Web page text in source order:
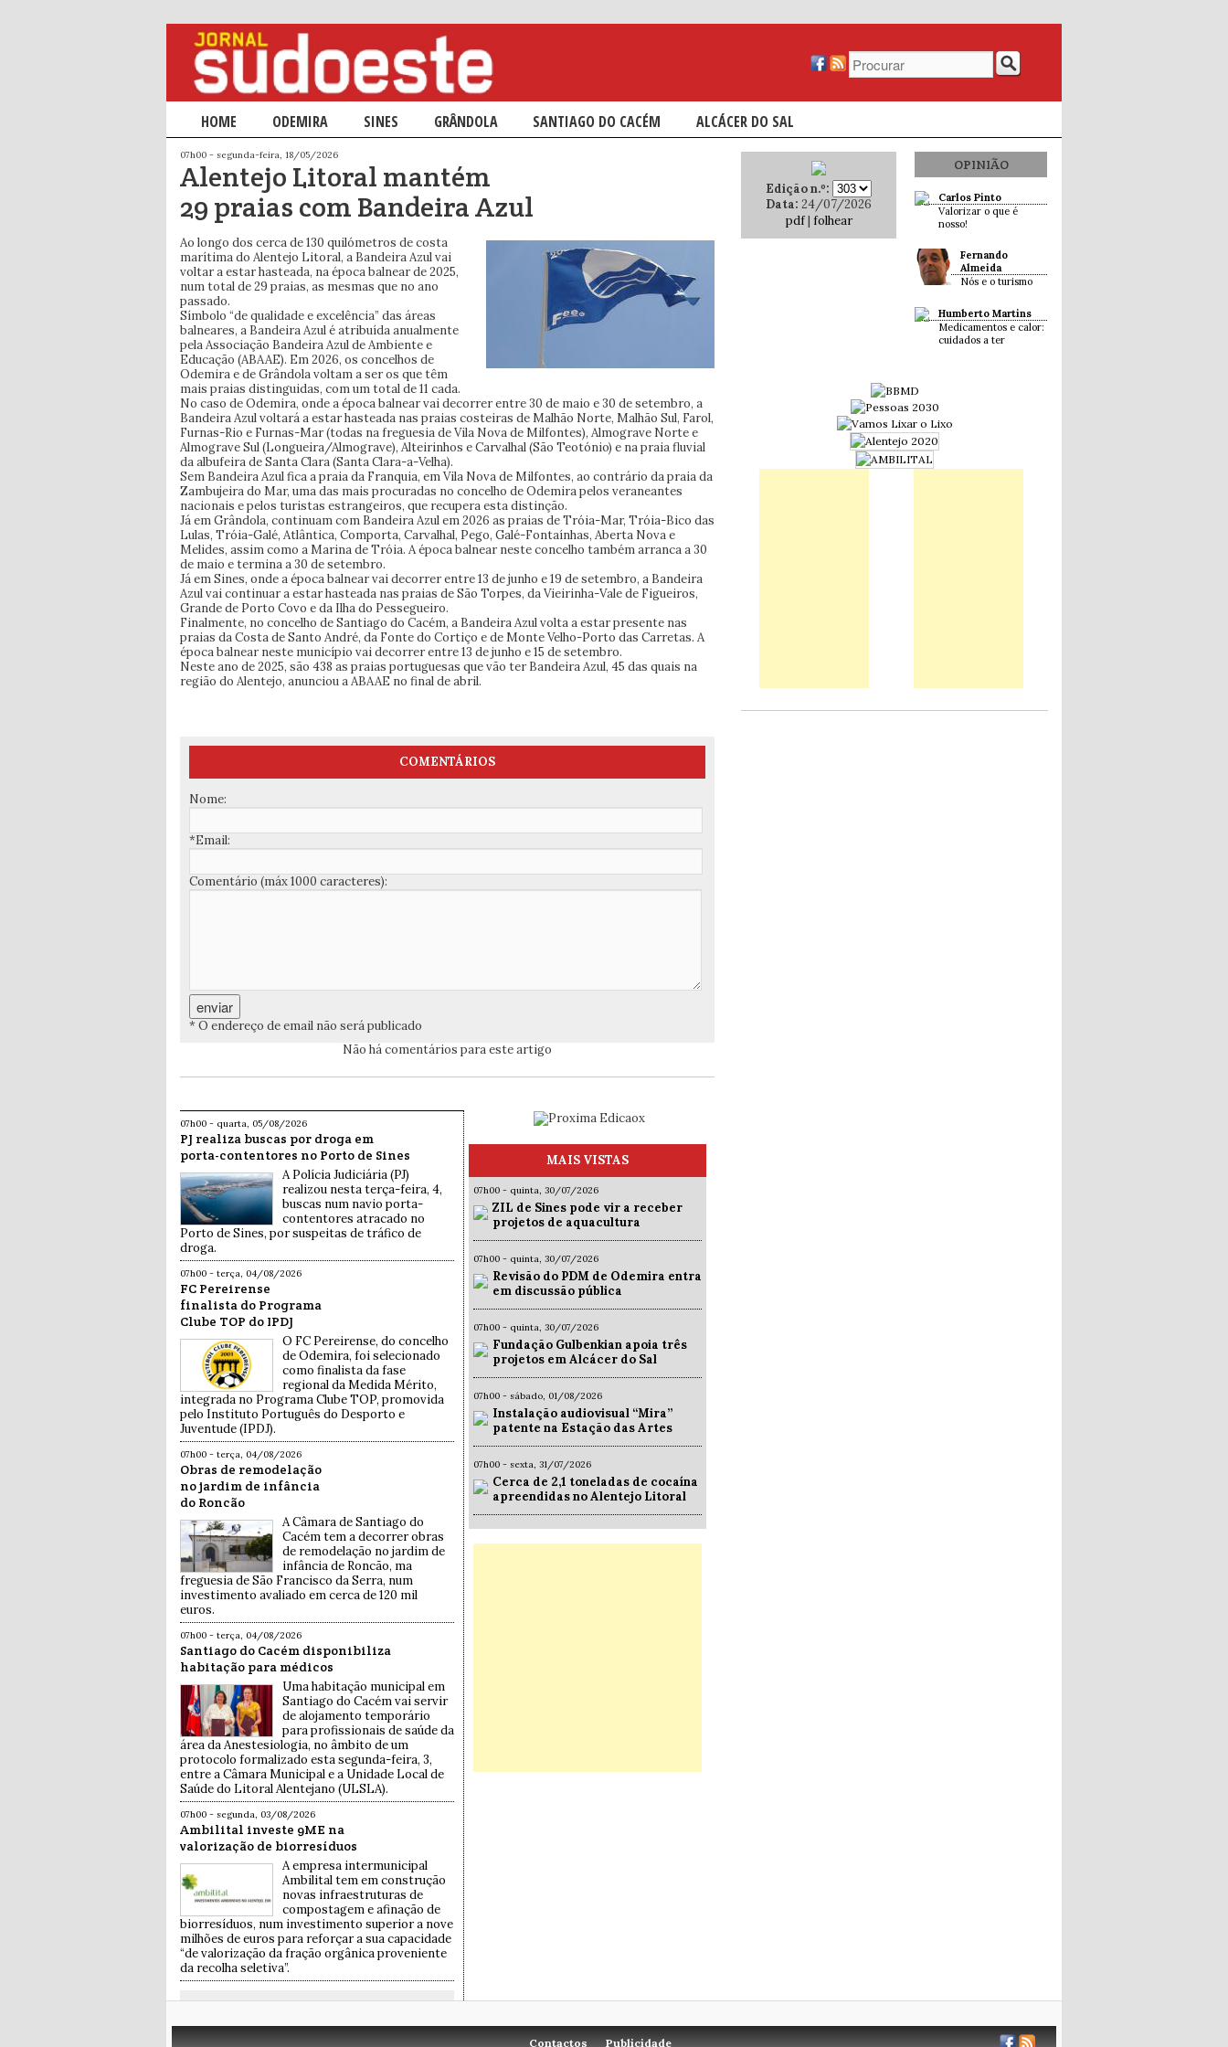
Menu principal
SALTAR PARA O CONTEÚDO PRIMÁRIO
SALTAR PARA O CONTEÚDO SECUNDÁRIO
HOME ODEMIRA SINES GRÂNDOLA SANTIAGO DO CACÉM ALCÁCER DO SAL
07h00 - segunda-feira, 18/05/2026
Alentejo Litoral mantém
29 praias com Bandeira Azul
Ao longo dos cerca de 130 quilómetros de costa
marítima do Alentejo Litoral, a Bandeira Azul vai
voltar a estar hasteada, na época balnear de 2025,
num total de 29 praias, as mesmas que no ano
passado.
Símbolo “de qualidade e excelência” das áreas
balneares, a Bandeira Azul é atribuída anualmente
pela Associação Bandeira Azul de Ambiente e
Educação (ABAAE). Em 2026, os concelhos de
Odemira e de Grândola voltam a ser os que têm
mais praias distinguidas, com um total de 11 cada.
No caso de Odemira, onde a época balnear vai decorrer entre 30 de maio e 30 de setembro, a
Bandeira Azul voltará a estar hasteada nas praias costeiras de Malhão Norte, Malhão Sul, Farol,
Furnas-Rio e Furnas-Mar (todas na freguesia de Vila Nova de Milfontes), Almograve Norte e
Almograve Sul (Longueira/Almograve), Alteirinhos e Carvalhal (São Teotónio) e na praia fluvial
da albufeira de Santa Clara (Santa Clara-a-Velha).
Sem Bandeira Azul fica a praia da Franquia, em Vila Nova de Milfontes, ao contrário da praia da
Zambujeira do Mar, uma das mais procuradas no concelho de Odemira pelos veraneantes
nacionais e pelos turistas estrangeiros, que recupera esta distinção.
Já em Grândola, continuam com Bandeira Azul em 2026 as praias de Tróia-Mar, Tróia-Bico das
Lulas, Tróia-Galé, Atlântica, Comporta, Carvalhal, Pego, Galé-Fontaínhas, Aberta Nova e
Melides, assim como a Marina de Tróia. A época balnear neste concelho também arranca a 30
de maio e termina a 30 de setembro.
Já em Sines, onde a época balnear vai decorrer entre 13 de junho e 19 de setembro, a Bandeira
Azul vai continuar a estar hasteada nas praias de São Torpes, da Vieirinha-Vale de Figueiros,
Grande de Porto Covo e da Ilha do Pessegueiro.
Finalmente, no concelho de Santiago do Cacém, a Bandeira Azul volta a estar presente nas
praias da Costa de Santo André, da Fonte do Cortiço e de Monte Velho-Porto das Carretas. A
época balnear neste município vai decorrer entre 13 de junho e 15 de setembro.
Neste ano de 2025, são 438 as praias portuguesas que vão ter Bandeira Azul, 45 das quais na
região do Alentejo, anunciou a ABAAE no final de abril.
COMENTÁRIOS
Nome:
*Email:
Comentário (máx 1000 caracteres):
* O endereço de email não será publicado
Não há comentários para este artigo
07h00 - quarta, 05/08/2026
PJ realiza buscas por droga em
porta-contentores no Porto de Sines
A Polícia Judiciária (PJ)
realizou nesta terça-feira, 4,
buscas num navio porta-
contentores atracado no
Porto de Sines, por suspeitas de tráfico de
droga.
07h00 - terça, 04/08/2026
FC Pereirense
finalista do Programa
Clube TOP do IPDJ
O FC Pereirense, do concelho
de Odemira, foi selecionado
como finalista da fase
regional da Medida Mérito,
integrada no Programa Clube TOP, promovida
pelo Instituto Português do Desporto e
Juventude (IPDJ).
07h00 - terça, 04/08/2026
Obras de remodelação
no jardim de infância
do Roncão
A Câmara de Santiago do
Cacém tem a decorrer obras
de remodelação no jardim de
infância de Roncão, ma
freguesia de São Francisco da Serra, num
investimento avaliado em cerca de 120 mil
euros.
07h00 - terça, 04/08/2026
Santiago do Cacém disponibiliza
habitação para médicos
Uma habitação municipal em
Santiago do Cacém vai servir
de alojamento temporário
para profissionais de saúde da
área da Anestesiologia, no âmbito de um
protocolo formalizado esta segunda-feira, 3,
entre a Câmara Municipal e a Unidade Local de
Saúde do Litoral Alentejano (ULSLA).
07h00 - segunda, 03/08/2026
Ambilital investe 9ME na
valorização de biorresíduos
A empresa intermunicipal
Ambilital tem em construção
novas infraestruturas de
compostagem e afinação de
biorresíduos, num investimento superior a nove
milhões de euros para reforçar a sua capacidade
“de valorização da fração orgânica proveniente
da recolha seletiva”.
MAIS VISTAS
07h00 - quinta, 30/07/2026
ZIL de Sines pode vir a receber
projetos de aquacultura
07h00 - quinta, 30/07/2026
Revisão do PDM de Odemira entra
em discussão pública
07h00 - quinta, 30/07/2026
Fundação Gulbenkian apoia três
projetos em Alcácer do Sal
07h00 - sábado, 01/08/2026
Instalação audiovisual “Mira”
patente na Estação das Artes
07h00 - sexta, 31/07/2026
Cerca de 2,1 toneladas de cocaína
apreendidas no Alentejo Litoral
Edição n.º:
Data: 24/07/2026
pdf | folhear
OPINIÃO
Carlos Pinto
Valorizar o que é
nosso!
Fernando
Almeida
Nós e o turismo
Humberto Martins
Medicamentos e calor:
cuidados a ter
Contactos Publicidade